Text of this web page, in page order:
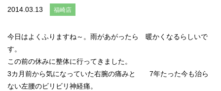
2014.03.13 福崎店
今日はよくふりますね～。雨があがったら 暖かくなるらしいで
す。
この前の休みに整体に行ってきました。
3カ月前から気になっていた右腕の痛みと 7年たった今も治ら
ない左腰のビリビリ神経痛。